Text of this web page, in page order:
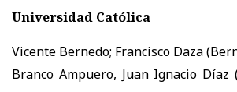
Universidad Católica
Vicente Bernedo; Francisco Daza
Branco Ampuero, Juan Ignacio Díaz